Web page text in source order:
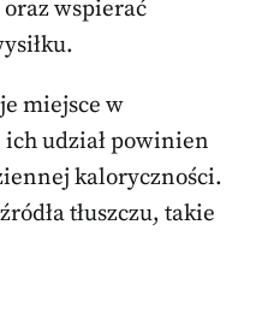
wspierać
miejsce w
udział powinien
kaloryczności.
tłuszczu, takie